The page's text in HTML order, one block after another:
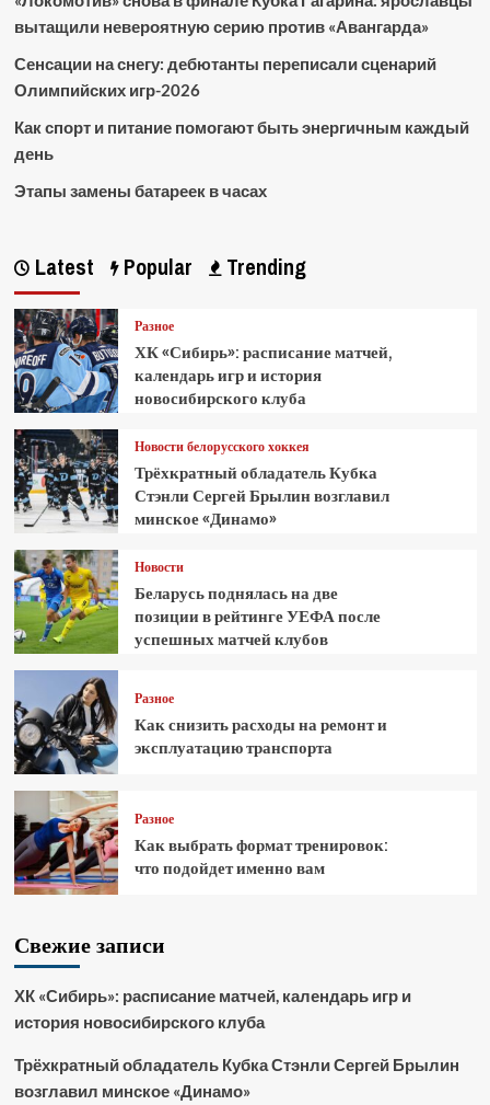
вытащили невероятную серию против «Авангарда»
Сенсации на снегу: дебютанты переписали сценарий
Олимпийских игр-2026
Как спорт и питание помогают быть энергичным каждый
день
Этапы замены батареек в часах
Latest Popular Trending
Разное
ХК «Сибирь»: расписание матчей,
календарь игр и история
новосибирского клуба
Новости белорусского хоккея
Трёхкратный обладатель Кубка
Стэнли Сергей Брылин возглавил
минское «Динамо»
Новости
Беларусь поднялась на две
позиции в рейтинге УЕФА после
успешных матчей клубов
Разное
Как снизить расходы на ремонт и
эксплуатацию транспорта
Разное
Как выбрать формат тренировок:
что подойдет именно вам
Свежие записи
ХК «Сибирь»: расписание матчей, календарь игр и
история новосибирского клуба
Трёхкратный обладатель Кубка Стэнли Сергей Брылин
возглавил минское «Динамо»